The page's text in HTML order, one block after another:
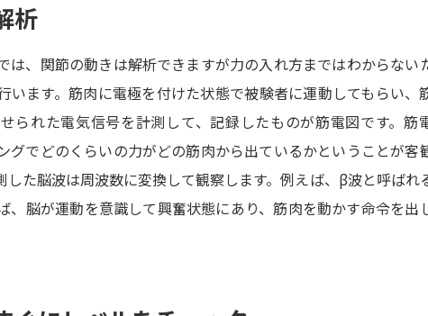
志望校・出
併願校選び 受
析
は、関節の動きは解析できますが力の入れ方まではわからない
います。筋肉に電極を付けた状態で被験者に運動してもらい、
られた電気信号を計測して、記録したものが筋電図です。筋
グでどのくらいの力がどの筋肉から出ているかということが客
した脳波は周波数に変換して観察します。例えば、β波と呼ばれ
、脳が運動を意識して興奮状態にあり、筋肉を動かす命令を出